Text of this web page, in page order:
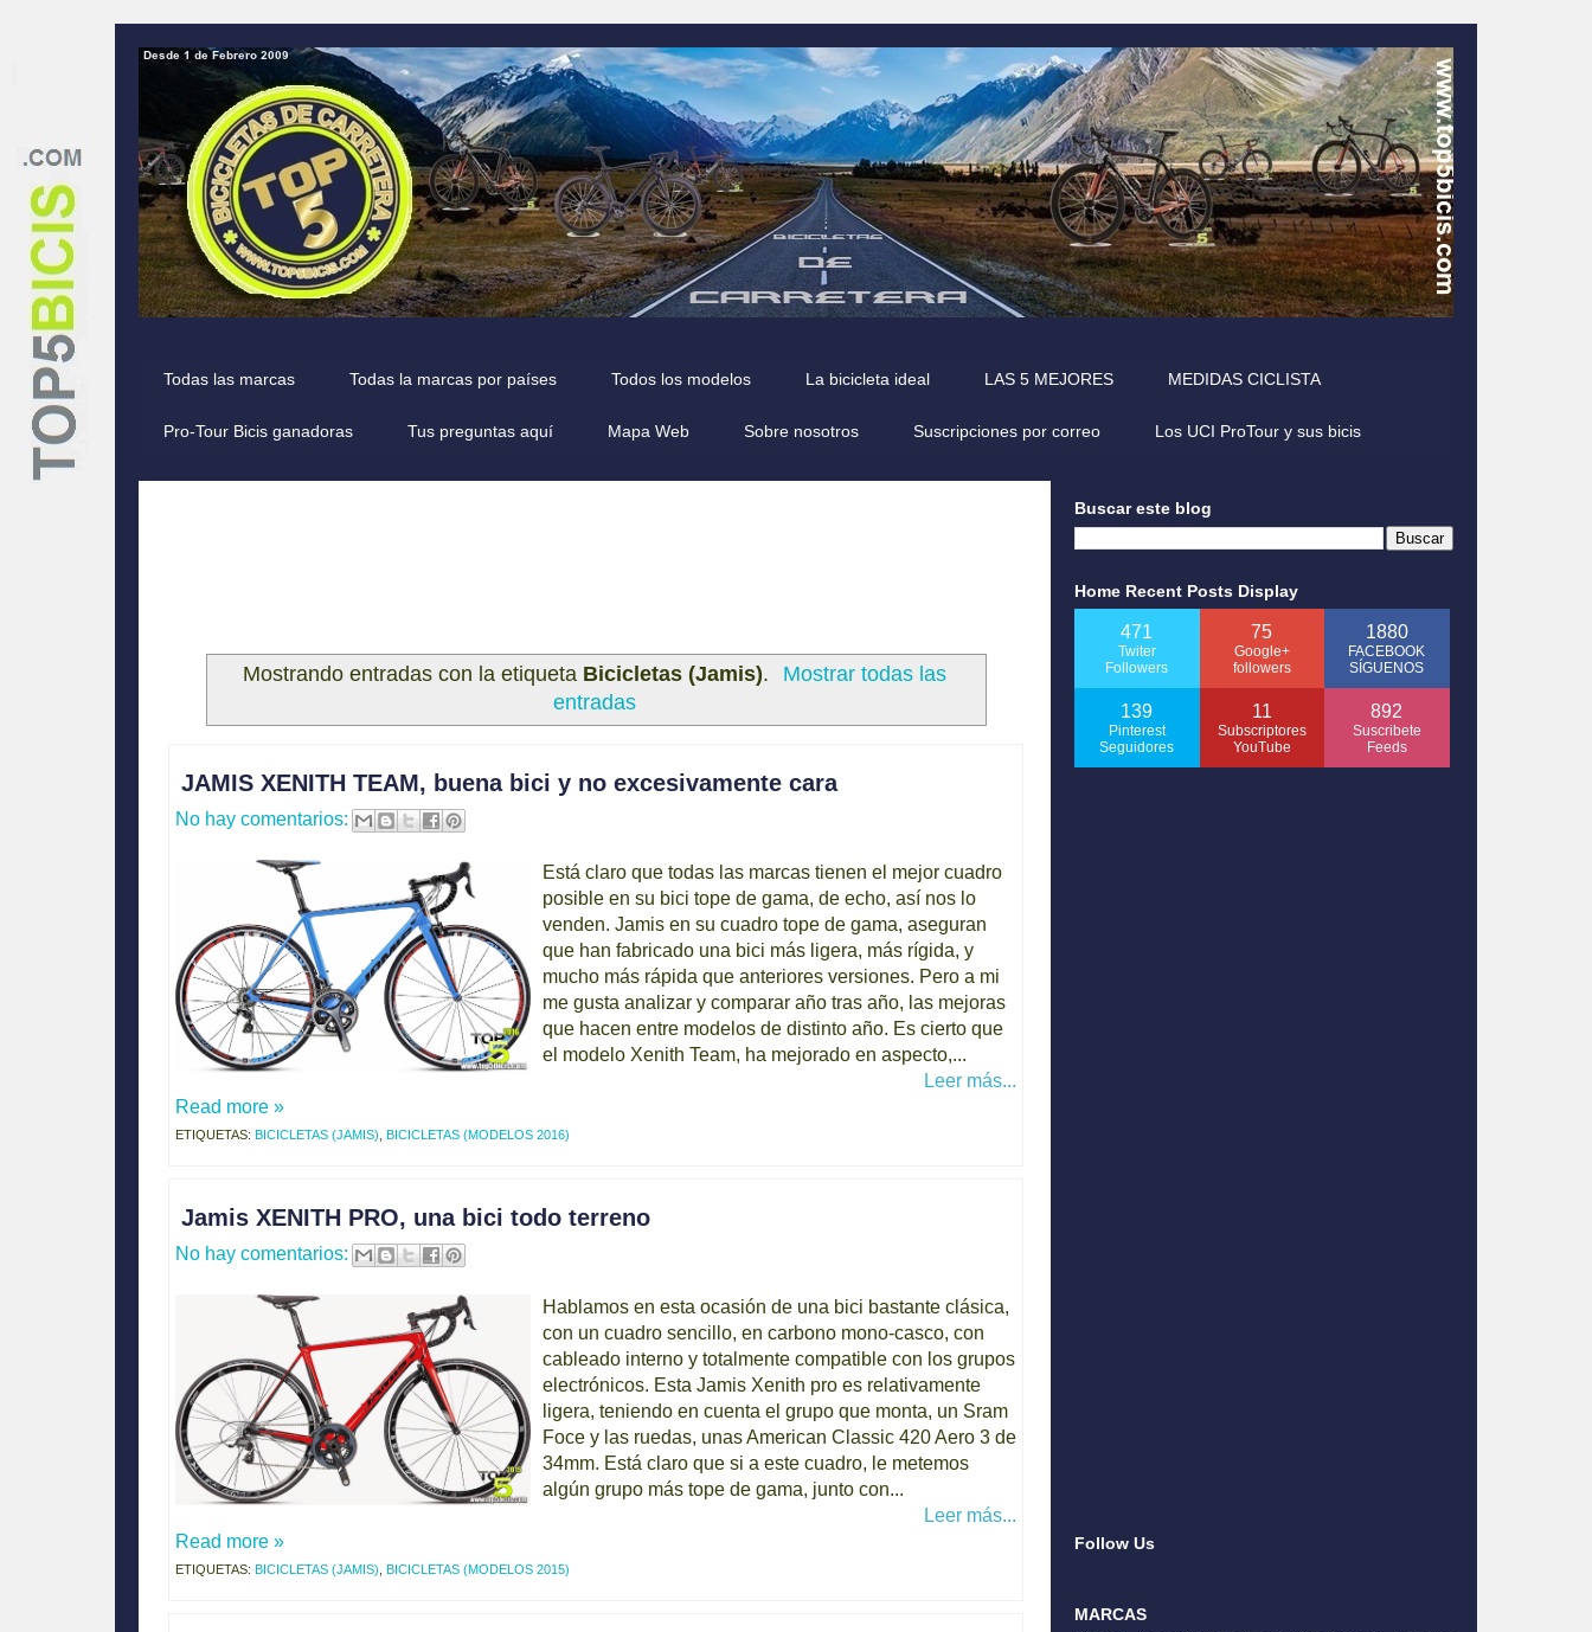
Todas las marcas Todas la marcas por países Todos los modelos La bicicleta ideal LAS 5 MEJORES MEDIDAS CICLISTA
Pro-Tour Bicis ganadoras Tus preguntas aquí Mapa Web Sobre nosotros Suscripciones por correo Los UCI ProTour y sus bicis
Mostrando entradas con la etiqueta Bicicletas (Jamis).
Mostrar todas las
entradas
JAMIS XENITH TEAM, buena bici y no excesivamente cara
No hay comentarios:
Está claro que todas las marcas tienen el mejor cuadro
posible en su bici tope de gama, de echo, así nos lo
venden. Jamis en su cuadro tope de gama, aseguran
que han fabricado una bici más ligera, más rígida, y
mucho más rápida que anteriores versiones. Pero a mi
me gusta analizar y comparar año tras año, las mejoras
que hacen entre modelos de distinto año. Es cierto que
el modelo Xenith Team, ha mejorado en aspecto,...
Leer más...
Read more »
ETIQUETAS: BICICLETAS (JAMIS) BICICLETAS (MODELOS 2016)
Jamis XENITH PRO, una bici todo terreno
No hay comentarios:
Hablamos en esta ocasión de una bici bastante clásica,
con un cuadro sencillo, en carbono mono-casco, con
cableado interno y totalmente compatible con los grupos
electrónicos. Esta Jamis Xenith pro es relativamente
ligera, teniendo en cuenta el grupo que monta, un Sram
Foce y las ruedas, unas American Classic 420 Aero 3 de
34mm. Está claro que si a este cuadro, le metemos
algún grupo más tope de gama, junto con...
Leer más...
Read more »
ETIQUETAS: BICICLETAS (JAMIS) BICICLETAS (MODELOS 2015)
Buscar este blog
Home Recent Posts Display
471
Twiter
Followers
75
Google+
followers
1880
FACEBOOK
SÍGUENOS
139
Pinterest
Seguidores
11
Subscriptores
YouTube
892
Suscribete
Feeds
Follow Us
MARCAS